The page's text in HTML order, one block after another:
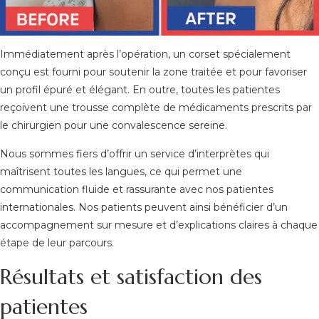
Immédiatement après l’opération, un corset spécialement
conçu est fourni pour soutenir la zone traitée et pour favoriser
un profil épuré et élégant. En outre, toutes les patientes
reçoivent une trousse complète de médicaments prescrits par
le chirurgien pour une convalescence sereine.
Nous sommes fiers d’offrir un service d’interprètes qui
maîtrisent toutes les langues, ce qui permet une
communication fluide et rassurante avec nos patientes
internationales. Nos patients peuvent ainsi bénéficier d’un
accompagnement sur mesure et d’explications claires à chaque
étape de leur parcours.
Résultats et satisfaction des
patientes